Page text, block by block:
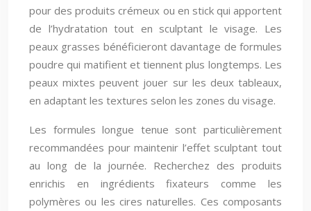
pour des produits crémeux ou en stick qui apportent
de l’hydratation tout en sculptant le visage. Les
peaux grasses bénéficieront davantage de formules
poudre qui matifient et tiennent plus longtemps. Les
peaux mixtes peuvent jouer sur les deux tableaux,
en adaptant les textures selon les zones du visage.
Les formules longue tenue sont particulièrement
recommandées pour maintenir l’effet sculptant tout
au long de la journée. Recherchez des produits
enrichis en ingrédients fixateurs comme les
polymères ou les cires naturelles. Ces composants